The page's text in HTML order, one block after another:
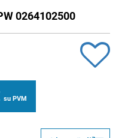
0264102500
su PVM